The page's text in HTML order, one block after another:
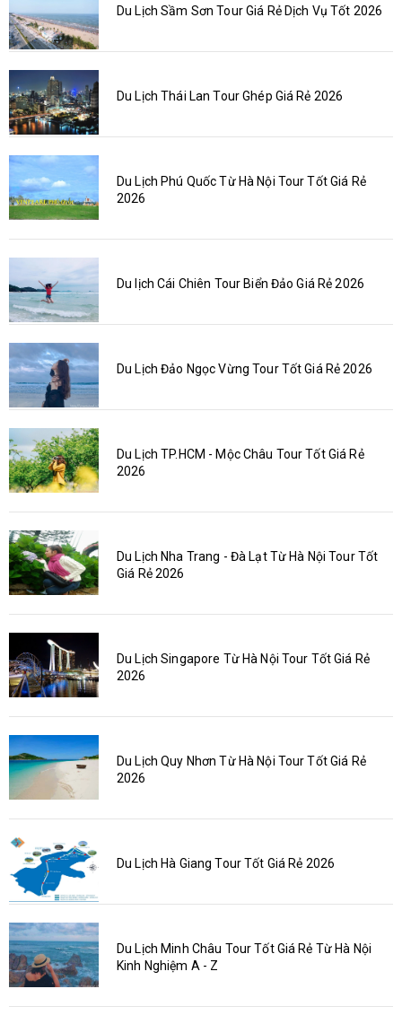
Du Lịch Sầm Sơn Tour Giá Rẻ Dịch Vụ Tốt 2026
Du Lịch Thái Lan Tour Ghép Giá Rẻ 2026
Du Lịch Phú Quốc Từ Hà Nội Tour Tốt Giá Rẻ
2026
Du lịch Cái Chiên Tour Biển Đảo Giá Rẻ 2026
Du Lịch Đảo Ngọc Vừng Tour Tốt Giá Rẻ 2026
Du Lịch TP.HCM - Mộc Châu Tour Tốt Giá Rẻ
2026
Du Lịch Nha Trang - Đà Lạt Từ Hà Nội Tour Tốt
Giá Rẻ 2026
Du Lịch Singapore Từ Hà Nội Tour Tốt Giá Rẻ
2026
Du Lịch Quy Nhơn Từ Hà Nội Tour Tốt Giá Rẻ
2026
Du Lịch Hà Giang Tour Tốt Giá Rẻ 2026
Du Lịch Minh Châu Tour Tốt Giá Rẻ Từ Hà Nội
Kinh Nghiệm A - Z